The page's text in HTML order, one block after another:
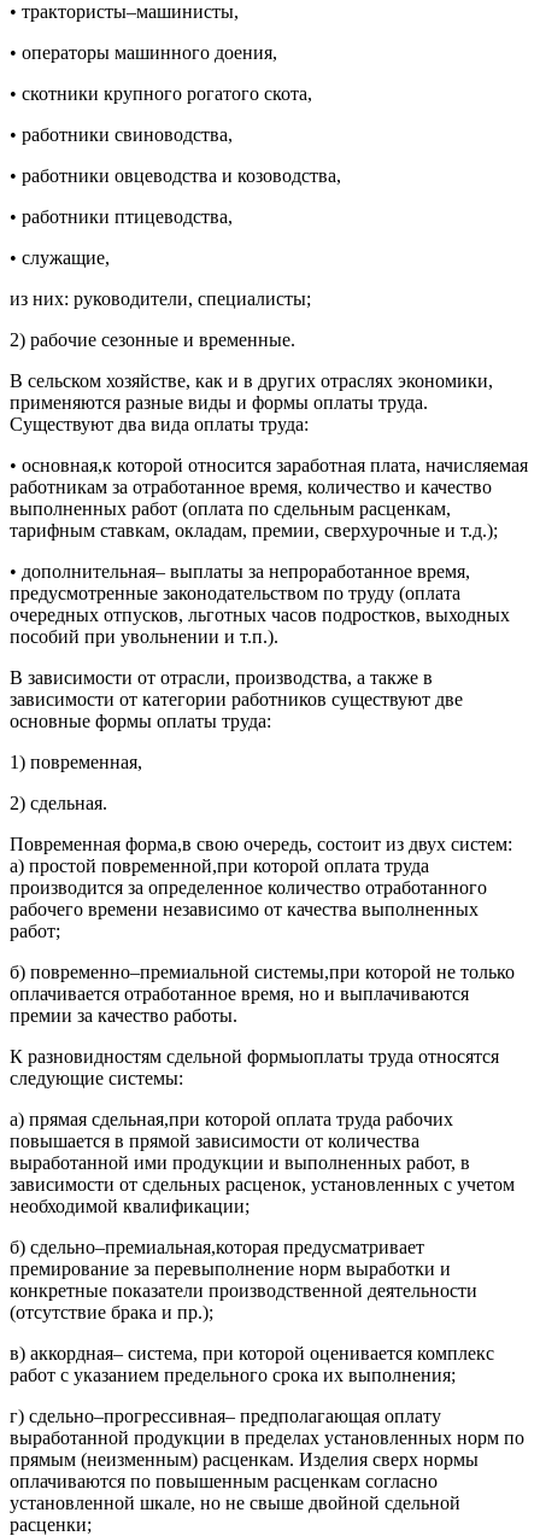
• трактористы–машинисты,
• операторы машинного доения,
• скотники крупного рогатого скота,
• работники свиноводства,
• работники овцеводства и козоводства,
• работники птицеводства,
• служащие,
из них: руководители, специалисты;
2) рабочие сезонные и временные.
В сельском хозяйстве, как и в других отраслях экономики,
применяются разные виды и формы оплаты труда.
Существуют два вида оплаты труда:
• основная,к которой относится заработная плата, начисляемая
работникам за отработанное время, количество и качество
выполненных работ (оплата по сдельным расценкам,
тарифным ставкам, окладам, премии, сверхурочные и т.д.);
• дополнительная– выплаты за непроработанное время,
предусмотренные законодательством по труду (оплата
очередных отпусков, льготных часов подростков, выходных
пособий при увольнении и т.п.).
В зависимости от отрасли, производства, а также в
зависимости от категории работников существуют две
основные формы оплаты труда:
1) повременная,
2) сдельная.
Повременная форма,в свою очередь, состоит из двух систем:
а) простой повременной,при которой оплата труда
производится за определенное количество отработанного
рабочего времени независимо от качества выполненных
работ;
б) повременно–премиальной системы,при которой не только
оплачивается отработанное время, но и выплачиваются
премии за качество работы.
К разновидностям сдельной формыоплаты труда относятся
следующие системы:
а) прямая сдельная,при которой оплата труда рабочих
повышается в прямой зависимости от количества
выработанной ими продукции и выполненных работ, в
зависимости от сдельных расценок, установленных с учетом
необходимой квалификации;
б) сдельно–премиальная,которая предусматривает
премирование за перевыполнение норм выработки и
конкретные показатели производственной деятельности
(отсутствие брака и пр.);
в) аккордная– система, при которой оценивается комплекс
работ с указанием предельного срока их выполнения;
г) сдельно–прогрессивная– предполагающая оплату
выработанной продукции в пределах установленных норм по
прямым (неизменным) расценкам. Изделия сверх нормы
оплачиваются по повышенным расценкам согласно
установленной шкале, но не свыше двойной сдельной
расценки;